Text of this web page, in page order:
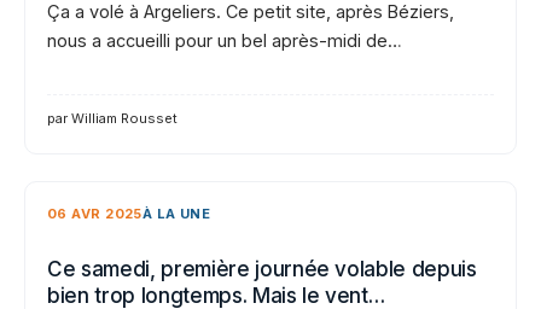
Ça a volé à Argeliers. Ce petit site, après Béziers,
nous a accueilli pour un bel après-midi de…
par William Rousset
06 AVR 2025À LA UNE
Ce samedi, première journée volable depuis
bien trop longtemps. Mais le vent…